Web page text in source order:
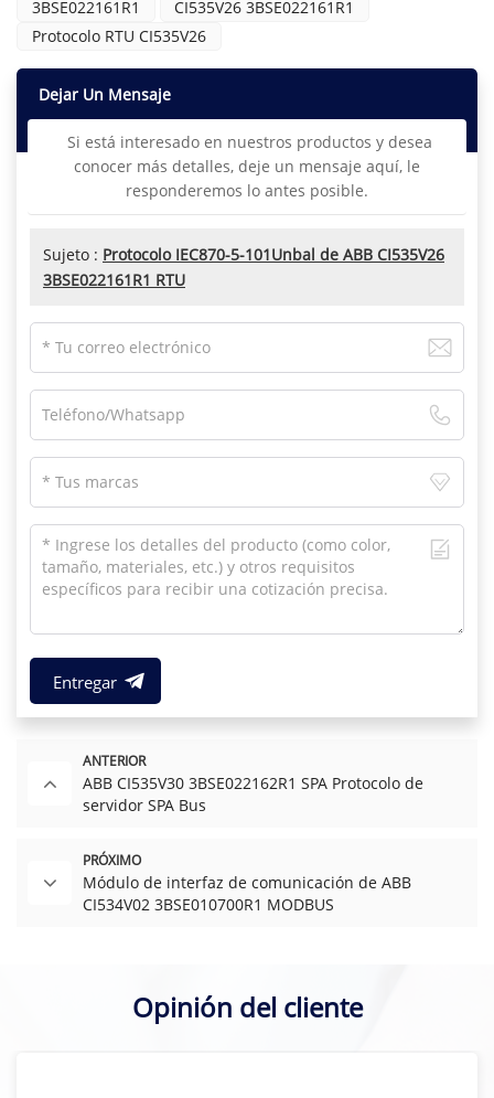
3BSE022161R1
CI535V26 3BSE022161R1
Protocolo RTU CI535V26
Dejar Un Mensaje
Si está interesado en nuestros productos y desea
conocer más detalles, deje un mensaje aquí, le
responderemos lo antes posible.
Sujeto : Protocolo IEC870-5-101Unbal de ABB CI535V26
3BSE022161R1 RTU
Entregar
ANTERIOR
ABB CI535V30 3BSE022162R1 SPA Protocolo de
servidor SPA Bus
PRÓXIMO
Módulo de interfaz de comunicación de ABB
CI534V02 3BSE010700R1 MODBUS
Opinión del cliente